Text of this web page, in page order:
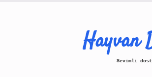
Hayvan
Sevimli